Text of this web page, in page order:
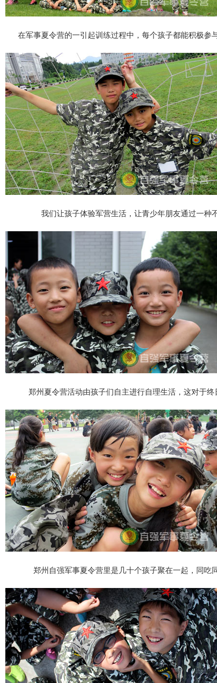
在军事夏令营的一引起训练过程中，每个孩子都能积极
我们让孩子体验军营生活，让青少年朋友通过一
郑州夏令营活动由孩子们自主进行自理生活，这对于
郑州自强军事夏令营里是几十个孩子聚在一起，同